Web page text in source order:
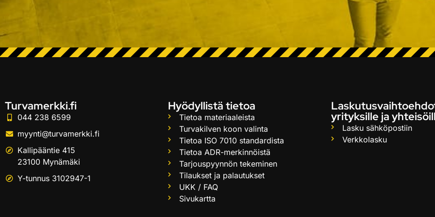
Turvamerkki.fi
044 238 6599
myynti@turvamerkki.fi
Kallipääntie 415
23100 Mynämäki
Y-tunnus 3102947-1
Hyödyllistä tietoa
Tietoa materiaaleista
Turvakilven koon valinta
Tietoa ISO 7010 standardista
Tietoa ADR-merkinnöistä
Tarjouspyynnön tekeminen
Tilaukset ja palautukset
UKK / FAQ
Sivukartta
yrityksille ja
Lasku sähköpostiin
Verkkolasku